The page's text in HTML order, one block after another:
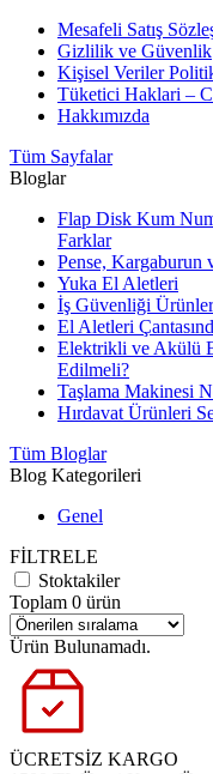
Mesafeli Satış
Gizlilik ve Güvenlik
Kişisel Veriler
Tüketici Haklari –
Hakkımızda
Tüm Sayfalar
Bloglar
Flap Disk Kum
Farklar
Pense, Kargaburun
Yuka El Aletleri
İş Güvenliği
El Aletleri
Elektrikli ve Akülü
Edilmeli?
Taşlama Makinesi
Hırdavat Ürünleri
Tüm Bloglar
Blog Kategorileri
Genel
FİLTRELE
Stoktakiler
Toplam 0 ürün
Ürün Bulunamadı.
ÜCRETSİZ KARGO